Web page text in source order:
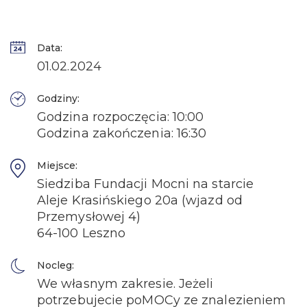
Data:
01.02.2024
Godziny:
Godzina rozpoczęcia: 10:00
Godzina zakończenia: 16:30
Miejsce:
Siedziba Fundacji Mocni na starcie
Aleje Krasińskiego 20a (wjazd od
Przemysłowej 4)
64-100 Leszno
Nocleg:
We własnym zakresie. Jeżeli
potrzebujecie poMOCy ze znalezieniem